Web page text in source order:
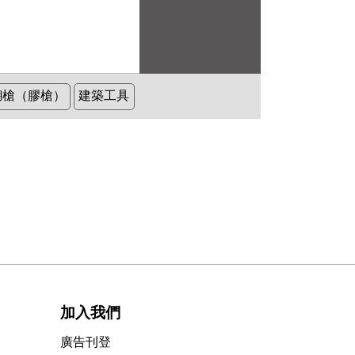
（膠槍） 建築工具
加入我們
廣告刊登